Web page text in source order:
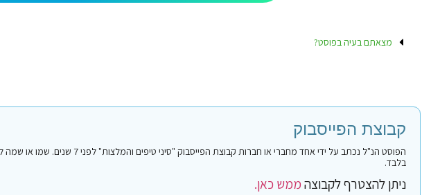
מצאתם בעיה בפוסט?
קבוצת הפייסבוק
הפוסט הנ"ל נכתב על ידי אחד מחברי
בלבד.
ניתן להצטרף לקבוצהממש כאן.